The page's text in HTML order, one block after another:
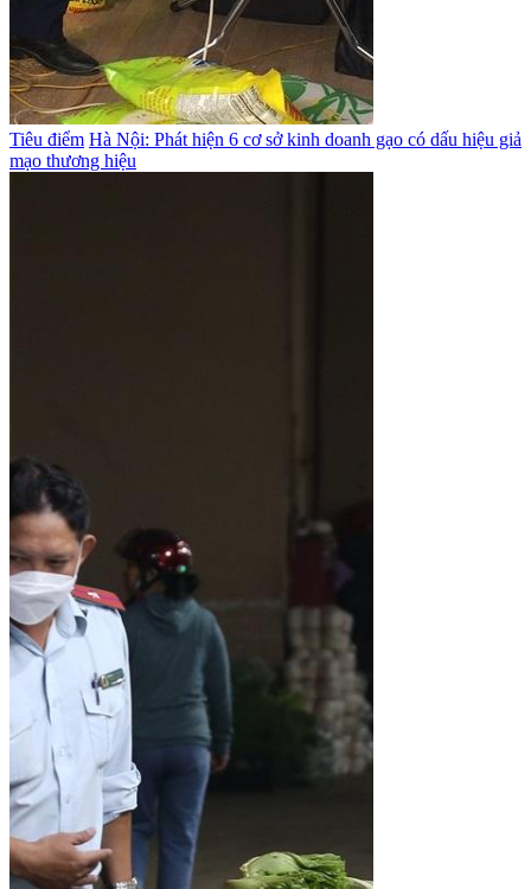
Tiêu điểm Hà Nội: Phát hiện 6 cơ sở kinh doanh gạo có dấu hiệu giả
mạo thương hiệu